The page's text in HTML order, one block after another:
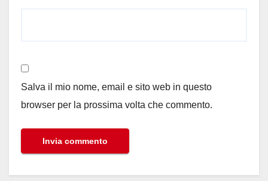
Salva il mio nome, email e sito web in questo
browser per la prossima volta che commento.